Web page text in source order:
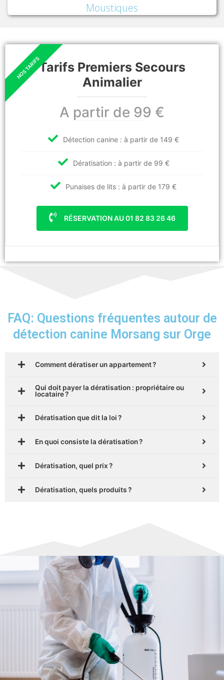
Moustiques
Tarifs Premiers Secours
Animalier
A partir de 99 €
Détection canine : à partir de 149 €
Dératisation : à partir de 99 €
Punaises de lits : à partir de 179 €
RÉSERVATION AU 01 82 83 26 46
FAQ: Questions fréquentes autour de
détection canine Morsang sur Orge
Comment dératiser un appartement ?
Qui doit payer la dératisation : propriétaire ou
locataire ?
Dératisation que dit la loi ?
En quoi consiste la dératisation ?
Dératisation, quel prix ?
Dératisation, quels produits ?